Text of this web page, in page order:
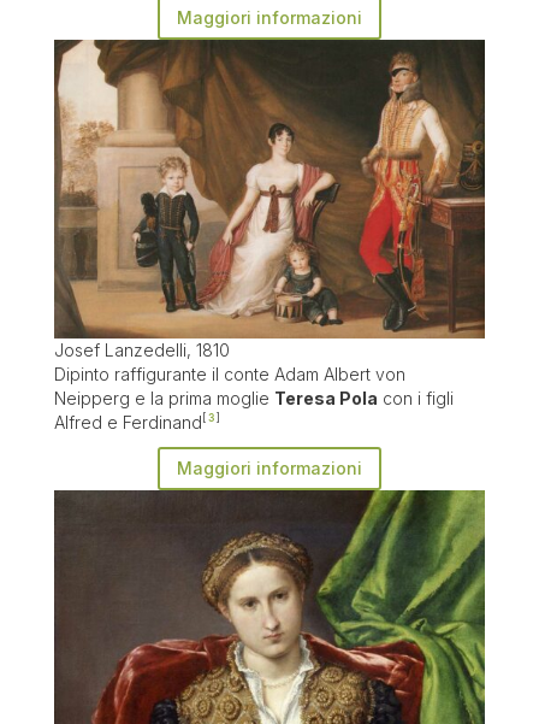
Maggiori informazioni
Josef Lanzedelli, 1810
Dipinto raffigurante il conte Adam Albert von
Neipperg e la prima moglie Teresa Pola con i figli
Alfred e Ferdinand 3
Maggiori informazioni